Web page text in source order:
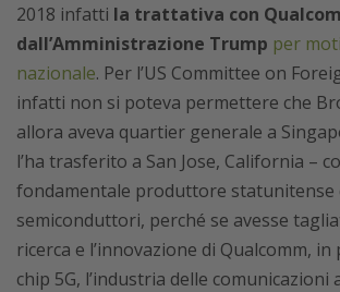
2018 infatti la trattativa con
dall’Amministrazione Trump per
nazionale. Per l’US Committee on
infatti non si poteva permettere che
allora aveva quartier generale a
l’ha trasferito a San Jose, California –
fondamentale produttore statunitense
semiconduttori, perché se avesse
ricerca e l’innovazione di Qualcomm,
chip 5G, l’industria delle comunicazioni